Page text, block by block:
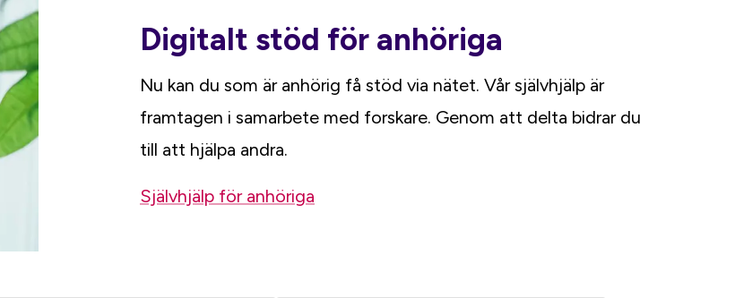
Digitalt stöd för anhöriga
Nu kan du som är anhörig få stöd via nätet. Vår självhjälp är
framtagen i samarbete med forskare. Genom att delta bidrar du
till att hjälpa andra.
Självhjälp för anhöriga